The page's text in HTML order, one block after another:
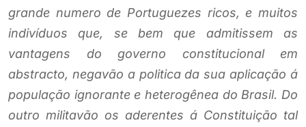
grande numero de Portuguezes ricos, e muitos
indivíduos que, se bem que admitissem as
vantagens do governo constitucional em
abstracto, negavão a politica da sua aplicação á
população ignorante e heterogênea do Brasil. Do
outro militavão os aderentes á Constituição tal